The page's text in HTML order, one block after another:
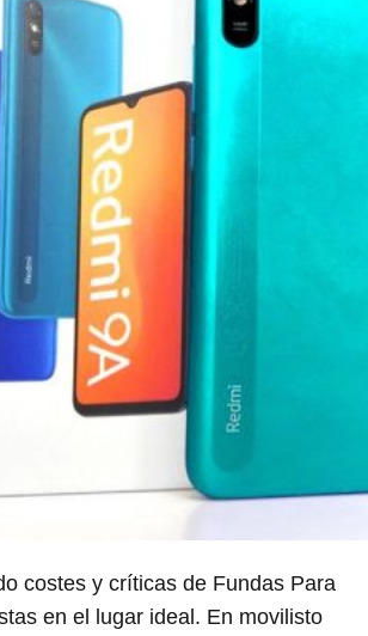
costes y críticas de Fundas Para
en el lugar ideal. En movilisto